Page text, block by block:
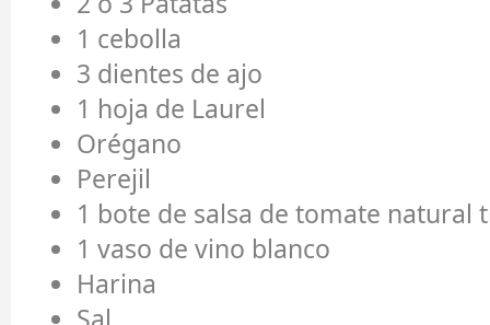
1 cebolla
3 dientes de ajo
1 hoja de Laurel
Orégano
Perejil
1 bote de salsa de tomate natural
1 vaso de vino blanco
Harina